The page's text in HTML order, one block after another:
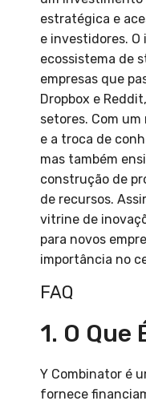
estratégica e
e investidores.
ecossistema de
empresas que
Dropbox e
setores. Com
e a troca de
mas também
construção de
de recursos.
vitrine de
para novos
importância no
FAQ
1. O Que
Y Combinator é
fornece